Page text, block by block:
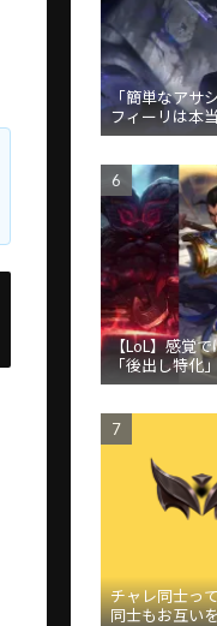
「簡単なアサ
フィーリは本
【LoL】感覚
「後出し特化
話題
チャレ同士っ
同士もお互い